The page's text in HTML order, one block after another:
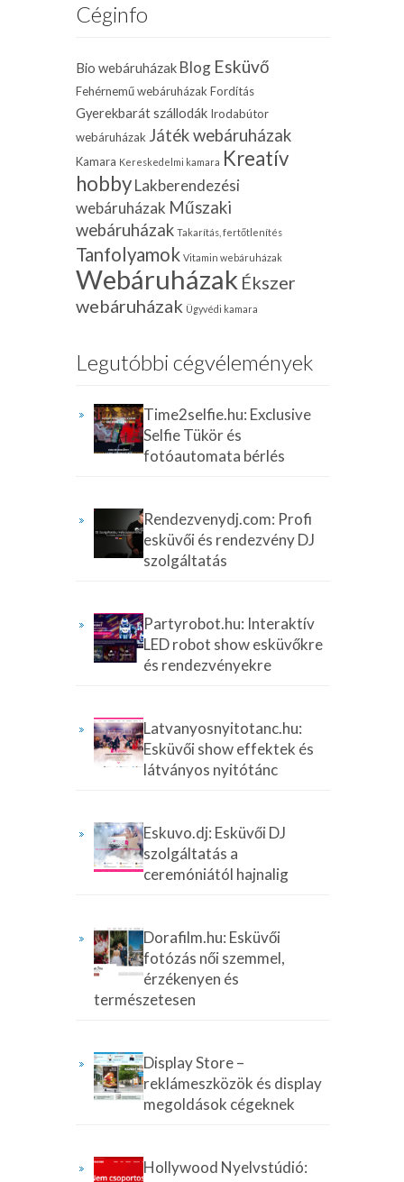
Céginfo
Bio webáruházak Blog Esküvő
Fehérnemű webáruházakFordítás
Gyerekbarát szállodák Irodabútor
webáruházakJáték webáruházak
Kamara Kereskedelmi kamara Kreatív
hobbyLakberendezési
webáruházak Műszaki
webáruházak Takarítás, fertőtlenítés
Tanfolyamok Vitamin webáruházak
Webáruházak Ékszer
webáruházak Ügyvédi kamara
Legutóbbi cégvélemények
Time2selfie.hu: Exclusive
Selfie Tükör és
fotóautomata bérlés
Rendezvenydj.com: Profi
esküvői és rendezvény DJ
szolgáltatás
Partyrobot.hu: Interaktív
LED robot show esküvőkre
és rendezvényekre
Latvanyosnyitotanc.hu:
Esküvői show effektek és
látványos nyitótánc
Eskuvo.dj: Esküvői DJ
szolgáltatás a
ceremóniától hajnalig
Dorafilm.hu: Esküvői
fotózás női szemmel,
érzékenyen és
természetesen
Display Store –
reklámeszközök és display
megoldások cégeknek
Hollywood Nyelvstúdió: